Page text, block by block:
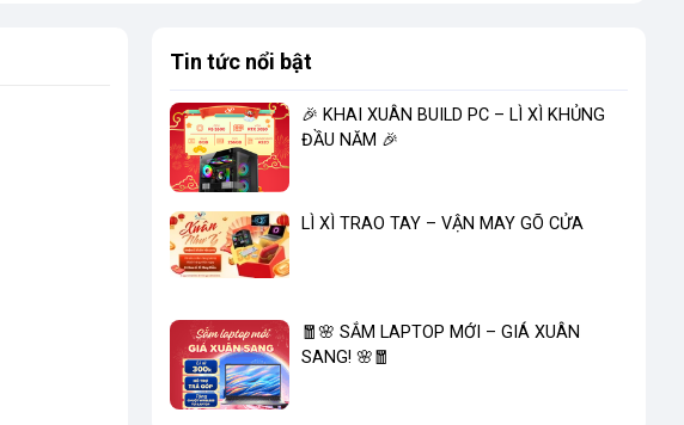
Tin tức nổi bật
🎉 KHAI XUÂN BUILD PC – LÌ XÌ KHỦNG
ĐẦU NĂM 🎉
LÌ XÌ TRAO TAY – VẬN MAY GÕ CỬA
🧧🌸 SẮM LAPTOP MỚI – GIÁ XUÂN
SANG! 🌸🧧